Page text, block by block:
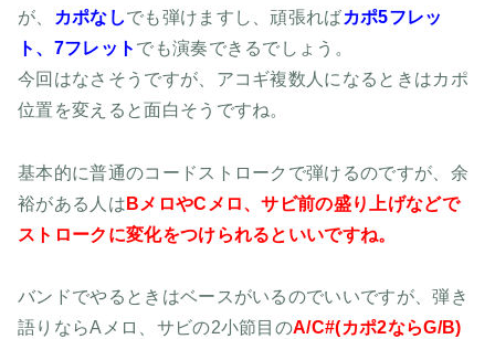
が、
カポなしでも弾けますし、頑張ればカポ5フレッ
ト、7フレット でも演奏できるでしょう。
今回はなさそうですが、アコギ複数人になるときはカポ
位置を変えると面白そうですね。
基本的に普通のコードストロークで弾けるのですが、余
裕がある人は BメロやCメロ、サビ前の盛り上げなどで
ストロークに変化をつけられるといいですね。
バンドでやるときはベースがいるのでいいですが、弾き
語りならAメロ、サビの2小節目のA/C#(カポ2ならG/B)